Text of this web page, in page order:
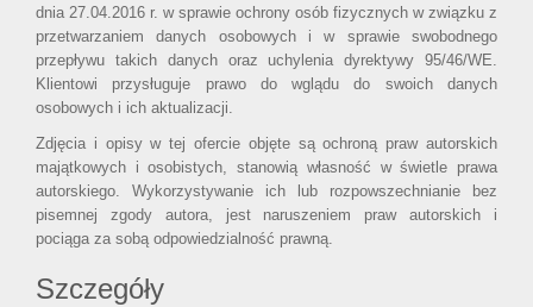
dnia 27.04.2016 r. w sprawie ochrony osób fizycznych w związku z
przetwarzaniem danych osobowych i w sprawie swobodnego
przepływu takich danych oraz uchylenia dyrektywy 95/46/WE.
Klientowi przysługuje prawo do wglądu do swoich danych
osobowych i ich aktualizacji.
Zdjęcia i opisy w tej ofercie objęte są ochroną praw autorskich
majątkowych i osobistych, stanowią własność w świetle prawa
autorskiego. Wykorzystywanie ich lub rozpowszechnianie bez
pisemnej zgody autora, jest naruszeniem praw autorskich i
pociąga za sobą odpowiedzialność prawną.
Szczegóły